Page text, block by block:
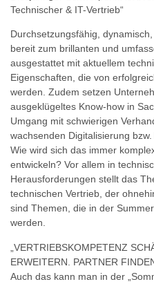
Technischer & IT-Vertrieb“
Durchsetzungsfähig,
bereit zum brillanten und
ausgestattet mit aktuellem
Eigenschaften, die von
werden. Zudem setzen
ausgeklügeltes Know-how in
Umgang mit schwierigen
wachsenden Digitalisierung
Wie wird sich das immer
entwickeln? Vor allem in
Herausforderungen stellt das
technischen Vertrieb, der
sind Themen, die in der
werden.
„VERTRIEBSKOMPETENZ
ERWEITERN. PARTNER
Auch das kann man in der